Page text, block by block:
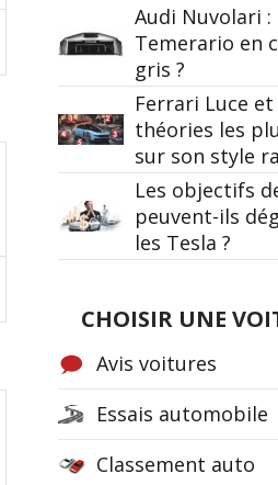
Audi Nuvolari :
Temerario en
gris ?
Ferrari Luce et
théories les
sur son style
Les objectifs
peuvent-ils
les Tesla ?
CHOISIR UNE
Avis voitures
Essais automobile
Classement auto